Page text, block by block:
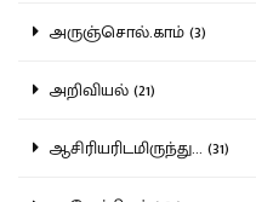
அருஞ்சொல்.காம் (3)
அறிவியல் (21)
ஆசிரியரிடமிருந்து... (31)